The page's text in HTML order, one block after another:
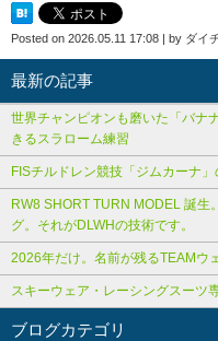
Posted on 2026.05.11 17:08 | by ダイ
最新の記事
世界チャンピオンも磨いた「バ
きるスラローム練習
FISチルドレン競技「ジムカーナ」
RW8 SHORT TURN MODEL 誕生
グ。それがDLWHの技術です。
2026年だけ。名前が残るTEAMウ
スキーウェア・レーシングスーツ
ブログカテゴリ